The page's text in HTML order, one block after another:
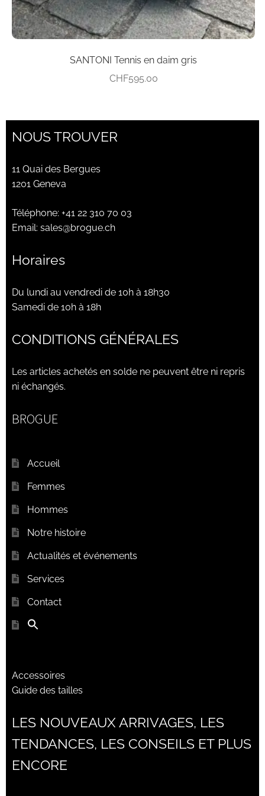
SANTONI Tennis en daim gris
CHF595.00
produit
NOUS TROUVER
11 Quai des Bergues
1201 Geneva
Téléphone: +41 22 310 70 03
Email: sales@brogue.ch
Horaires
Du lundi au vendredi de 10h à 18h30
Samedi de 10h à 18h
CONDITIONS GÉNÉRALES
Les articles achetés en solde ne peuvent être ni repris
ni échangés.
BROGUE
Accueil
Femmes
Hommes
Notre histoire
Actualités et événements
Services
Contact
Accessoires
Guide des tailles
LES NOUVEAUX ARRIVAGES, LES
TENDANCES, LES CONSEILS ET PLUS
ENCORE